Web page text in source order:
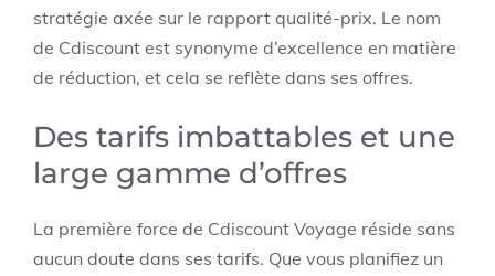
stratégie axée sur le rapport qualité-prix. Le nom
de Cdiscount est synonyme d’excellence en matière
de réduction, et cela se reflète dans ses offres.
Des tarifs imbattables et une
large gamme d’offres
La première force de Cdiscount Voyage réside sans
aucun doute dans ses tarifs. Que vous planifiez un